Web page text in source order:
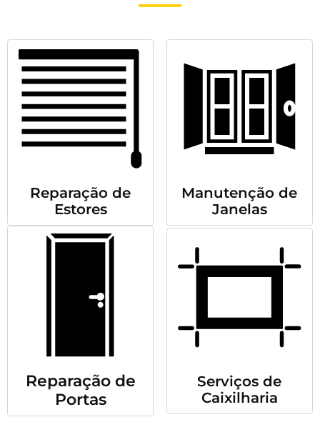
Reparação de
Estores
Manutenção de
Janelas
Reparação de
Portas
Serviços de
Caixilharia